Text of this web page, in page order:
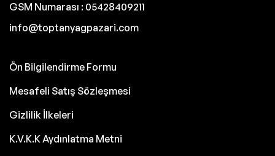
GSM Numarası : 05428409211
info@toptanyagpazari.com
Ön Bilgilendirme Formu
Mesafeli Satış Sözleşmesi
Gizlilik İlkeleri
K.V.K.K Aydınlatma Metni